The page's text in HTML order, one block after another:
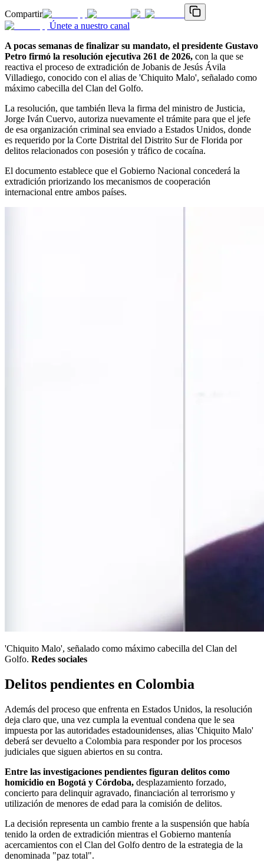
Compartir
Únete a nuestro canal
A pocas semanas de finalizar su mandato, el presidente Gustavo
Petro firmó la resolución ejecutiva 261 de 2026, con la que se
reactiva el proceso de extradición de Jobanis de Jesús Ávila
Villadiego, conocido con el alias de 'Chiquito Malo', señalado como
máximo cabecilla del Clan del Golfo.
La resolución, que también lleva la firma del ministro de Justicia,
Jorge Iván Cuervo, autoriza nuevamente el trámite para que el jefe
de esa organización criminal sea enviado a Estados Unidos, donde
es requerido por la Corte Distrital del Distrito Sur de Florida por
delitos relacionados con posesión y tráfico de cocaína.
El documento establece que el Gobierno Nacional concederá la
extradición priorizando los mecanismos de cooperación
internacional entre ambos países.
'Chiquito Malo', señalado como máximo cabecilla del Clan del
Golfo. Redes sociales
Delitos pendientes en Colombia
Además del proceso que enfrenta en Estados Unidos, la resolución
deja claro que, una vez cumpla la eventual condena que le sea
impuesta por las autoridades estadounidenses, alias 'Chiquito Malo'
deberá ser devuelto a Colombia para responder por los procesos
judiciales que siguen abiertos en su contra.
Entre las investigaciones pendientes figuran delitos como
homicidio en Bogotá y Córdoba, desplazamiento forzado,
concierto para delinquir agravado, financiación al terrorismo y
utilización de menores de edad para la comisión de delitos.
La decisión representa un cambio frente a la suspensión que había
tenido la orden de extradición mientras el Gobierno mantenía
acercamientos con el Clan del Golfo dentro de la estrategia de la
denominada "paz total".